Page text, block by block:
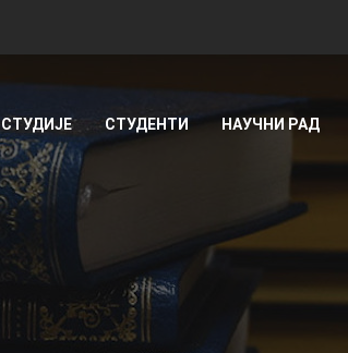
СТУДИЈЕ СТУДЕНТИ НАУЧНИ РАД